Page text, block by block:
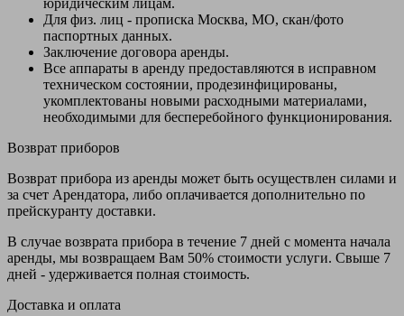
юридическим лицам.
Для физ. лиц - прописка Москва, МО, скан/фото
паспортных данных.
Заключение договора аренды.
Все аппараты в аренду предоставляются в исправном
техническом состоянии, продезинфицированы,
укомплектованы новыми расходными материалами,
необходимыми для бесперебойного функционирования.
Возврат приборов
Возврат прибора из аренды может быть осуществлен силами и
за счет Арендатора, либо оплачивается дополнительно по
прейскуранту доставки.
В случае возврата прибора в течение 7 дней с момента начала
аренды, мы возвращаем Вам 50% стоимости услуги. Свыше 7
дней - удерживается полная стоимость.
Доставка и оплата